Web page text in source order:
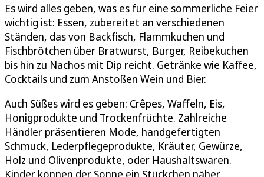
Es wird alles geben, was es für eine sommerliche Feier
wichtig ist: Essen, zubereitet an verschiedenen
Ständen, das von Backfisch, Flammkuchen und
Fischbrötchen über Bratwurst, Burger, Reibekuchen
bis hin zu Nachos mit Dip reicht. Getränke wie Kaffee,
Cocktails und zum Anstoßen Wein und Bier.
Auch Süßes wird es geben: Crêpes, Waffeln, Eis,
Honigprodukte und Trockenfrüchte. Zahlreiche
Händler präsentieren Mode, handgefertigten
Schmuck, Lederpflegeprodukte, Kräuter, Gewürze,
Holz und Olivenprodukte, oder Haushaltswaren.
Kinder können der Sonne ein Stückchen näher